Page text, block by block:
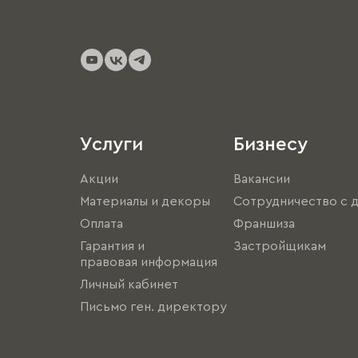
Услуги
Акции
Материалы и декоры
Оплата
Гарантия и
правовая информация
Личный кабинет
Письмо ген. директору
Бизнесу
Вакансии
Сотрудничество с
Франшиза
Застройщикам